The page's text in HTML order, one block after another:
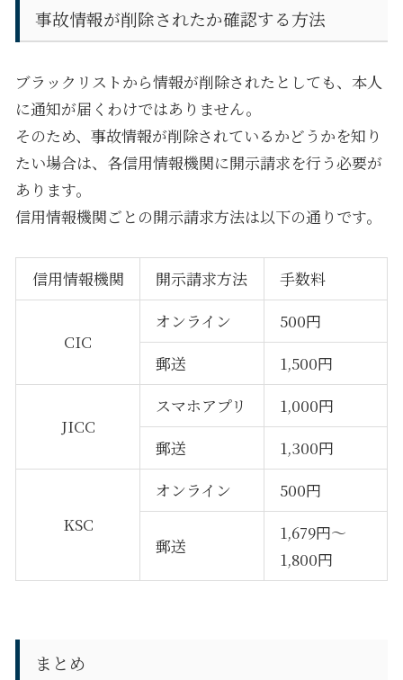
事故情報が削除されたか確認する方法
ブラックリストから情報が削除されたとしても、本人
に通知が届くわけではありません。
そのため、事故情報が削除されているかどうかを知り
たい場合は、各信用情報機関に開示請求を行う必要が
あります。
信用情報機関ごとの開示請求方法は以下の通りです。
信用情報機関 開示請求方法 手数料
CIC
オンライン 500円
郵送
1,500円
JICC
スマホアプリ 1,000円
郵送
1,300円
KSC
オンライン 500円
郵送
1,679円～
1,800円
まとめ